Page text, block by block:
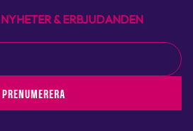
& ERBJUDANDEN
PRENUMERERA